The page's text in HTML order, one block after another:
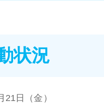
状況
21日（金）